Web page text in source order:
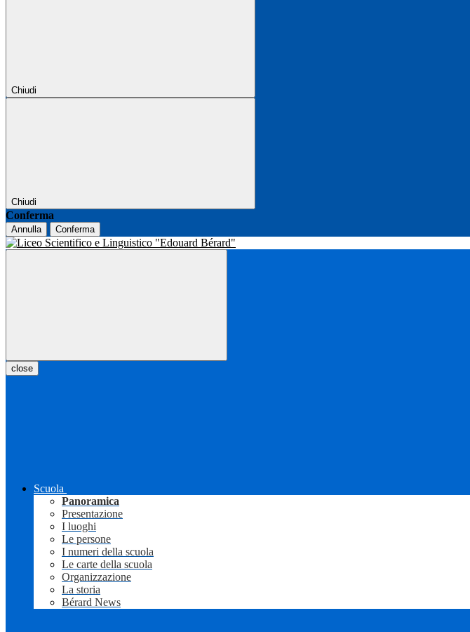
Chiudi
Chiudi
Conferma
Annulla Conferma
close
Scuola
Panoramica
Presentazione
I luoghi
Le persone
I numeri della scuola
Le carte della scuola
Organizzazione
La storia
Bérard News